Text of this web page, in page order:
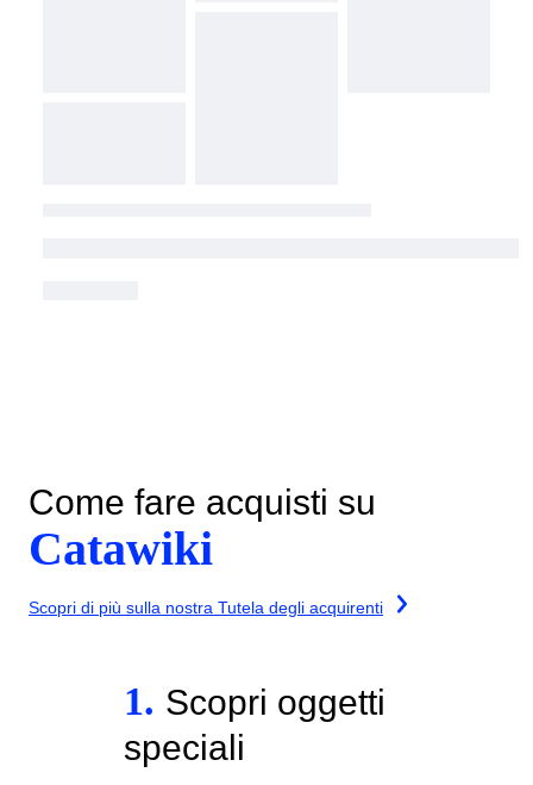
Come fare acquisti su
Catawiki
Scopri di più sulla nostra Tutela degli acquirenti
1. Scopri oggetti
speciali